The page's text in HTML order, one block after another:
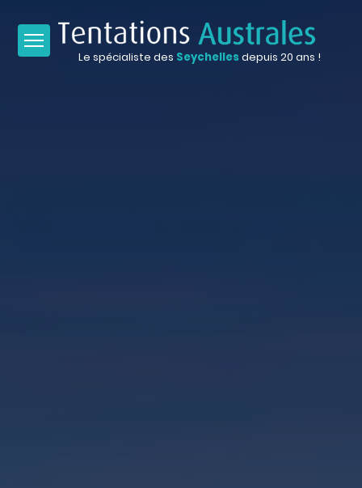
Le spécialiste des Seychellesdepuis 20 ans !